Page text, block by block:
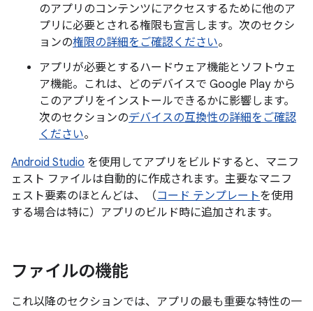
のアプリのコンテンツにアクセスするために他のア
プリに必要とされる権限も宣言します。次のセクシ
ョンの権限の詳細をご確認ください。
アプリが必要とするハードウェア機能とソフトウェ
ア機能。これは、どのデバイスで Google Play から
このアプリをインストールできるかに影響します。
次のセクションのデバイスの互換性の詳細をご確認
ください。
Android Studio を使用してアプリをビルドすると、マニフ
ェスト ファイルは自動的に作成されます。主要なマニフ
ェスト要素のほとんどは、（コード テンプレートを使用
する場合は特に）アプリのビルド時に追加されます。
ファイルの機能
これ以降のセクションでは、アプリの最も重要な特性の一